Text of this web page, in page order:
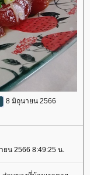
8 มิถุนายน 2566
ยน 2566 8:49:25 น.